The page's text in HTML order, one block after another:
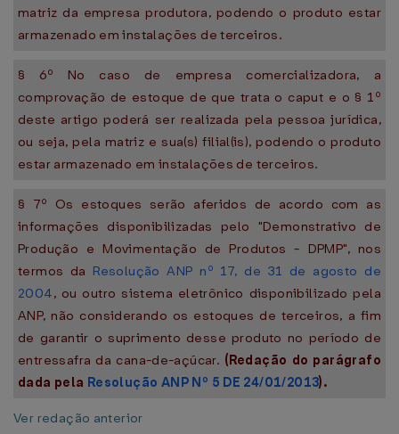
matriz da empresa produtora, podendo o produto estar
armazenado em instalações de terceiros.
§ 6º No caso de empresa comercializadora, a
comprovação de estoque de que trata o caput e o § 1º
deste artigo poderá ser realizada pela pessoa jurídica,
ou seja, pela matriz e sua(s) filial(is), podendo o produto
estar armazenado em instalações de terceiros.
§ 7º Os estoques serão aferidos de acordo com as
informações disponibilizadas pelo "Demonstrativo de
Produção e Movimentação de Produtos - DPMP", nos
termos da Resolução ANP nº 17, de 31 de agosto de
2004, ou outro sistema eletrônico disponibilizado pela
ANP, não considerando os estoques de terceiros, a fim
de garantir o suprimento desse produto no período de
entressafra da cana-de-açúcar. (Redação do parágrafo
dada pela Resolução ANP Nº 5 DE 24/01/2013).
Ver redação anterior